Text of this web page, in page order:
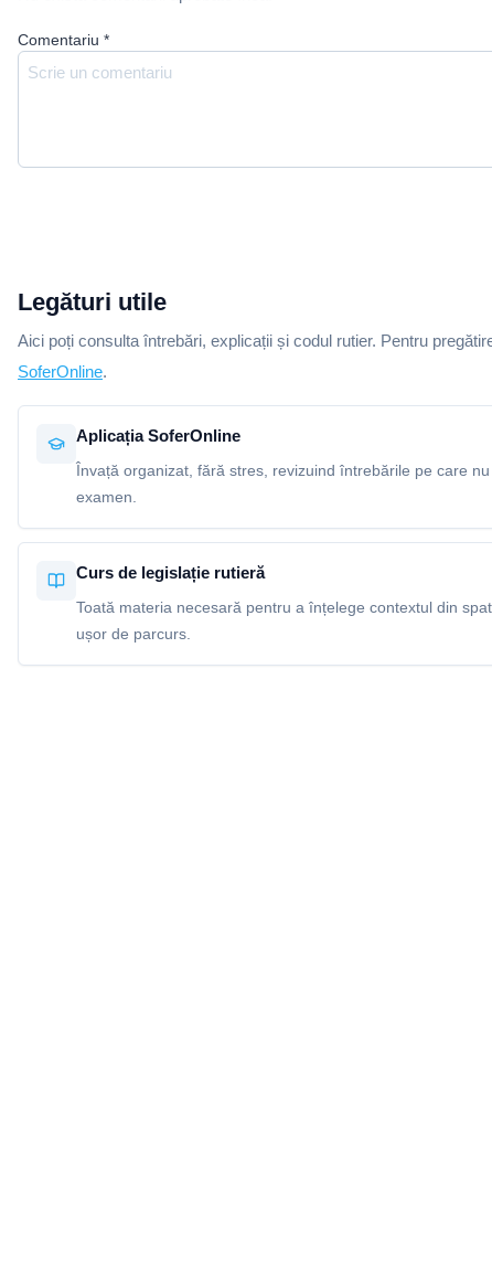
Comentariu *
Legături utile
Aici poți consulta întrebări, explicații și codul rutier. Pentru
SoferOnline.
Aplicația SoferOnline
Învață organizat, fără stres, revizuind întrebările pe care
examen.
Curs de legislație rutieră
Toată materia necesară pentru a înțelege contextul din
ușor de parcurs.